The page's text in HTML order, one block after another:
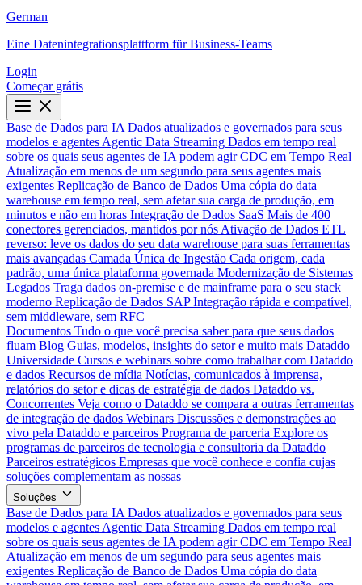
German
Eine Datenintegrationsplattform für Business-Teams
Login
Começar grátis
Base de Dados para IA Dados atualizados e governados para seus
modelos e agentes Agentic Data Streaming Dados em tempo real
sobre os quais seus agentes de IA podem agir CDC em Tempo Real
Atualização em menos de um segundo para seus agentes mais
exigentes Replicação de Banco de Dados Uma cópia do data
warehouse em tempo real, sem afetar sua carga de produção, em
minutos e não em horas Integração de Dados SaaS Mais de 400
conectores gerenciados, mantidos por nós Ativação de Dados ETL
reverso: leve os dados do seu data warehouse para suas ferramentas
mais avançadas Camada Única de Ingestão Cada origem, cada
padrão, uma única plataforma governada Modernização de Sistemas
Legados Traga dados on-premise e de mainframe para o seu stack
moderno Replicação de Dados SAP Integração rápida e compatível,
sem middleware, sem RFC
Documentos Tudo o que você precisa saber para que seus dados
fluam Blog Guias, modelos, insights do setor e muito mais Dataddo
Universidade Cursos e webinars sobre como trabalhar com Dataddo
e dados Recursos de mídia Notícias, comunicados à imprensa,
relatórios do setor e dicas de estratégia de dados Dataddo vs.
Concorrentes Veja como o Dataddo se compara a outras ferramentas
de integração de dados Webinars Discussões e demonstrações ao
vivo pela Dataddo e parceiros Programa de parceria Explore os
programas de parceiros de tecnologia e consultoria da Dataddo
Parceiros estratégicos Empresas que você conhece e confia cujas
soluções complementam as nossas
Soluções
Base de Dados para IA Dados atualizados e governados para seus
modelos e agentes Agentic Data Streaming Dados em tempo real
sobre os quais seus agentes de IA podem agir CDC em Tempo Real
Atualização em menos de um segundo para seus agentes mais
exigentes Replicação de Banco de Dados Uma cópia do data